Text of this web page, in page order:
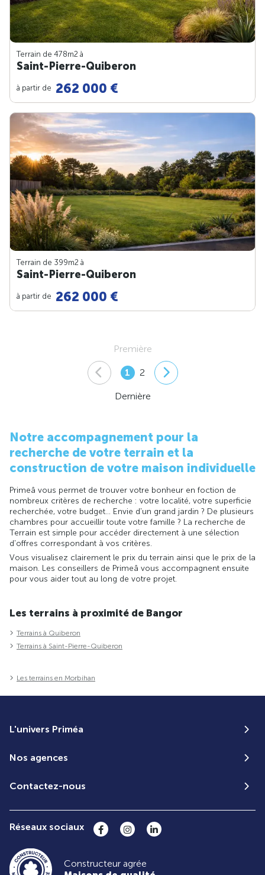
Terrain de 478m2 à
Saint-Pierre-Quiberon
à partir de 262 000 €
Terrain de 399m2 à
Saint-Pierre-Quiberon
à partir de 262 000 €
Première
1 2
Dernière
Notre accompagnement pour la
recherche de votre terrain et la
construction de votre maison individuelle
Primeâ vous permet de trouver votre bonheur en foction de
nombreux critères de recherche : votre localité, votre superficie
recherchée, votre budget... Envie d'un grand jardin ? De plusieurs
chambres pour accueillir toute votre famille ? La recherche de
Terrain est simple pour accéder directement à une sélection
d'offres correspondant à vos critères.
Vous visualisez clairement le prix du terrain ainsi que le prix de la
maison. Les conseillers de Primeâ vous accompagnent ensuite
pour vous aider tout au long de votre projet.
Les terrains à proximité de Bangor
Terrains à Quiberon
Terrains à Saint-Pierre-Quiberon
Les terrains en Morbihan
L'univers Priméa
Nos agences
Contactez-nous
Réseaux sociaux
Constructeur agrée